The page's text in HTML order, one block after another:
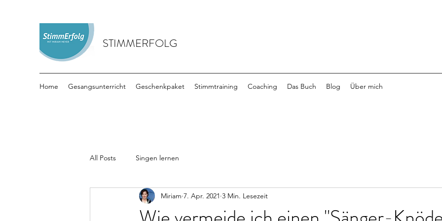
STIMMERFOLG
Home Gesangsunterricht Geschenkpaket Stimmtraining Coaching Das Buch Blog Über mich
All Posts Singen lernen
Miriam 7. Apr. 2021 3 Min. Lesezeit